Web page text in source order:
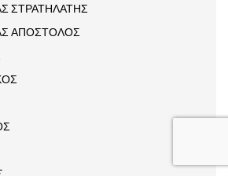
ΣΤΡΑΤΗΛΑΤΗΣ
ΑΠΟΣΤΟΛΟΣ